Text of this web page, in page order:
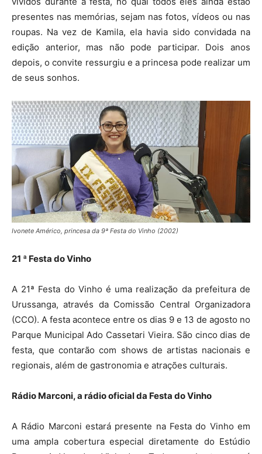
presentes nas memórias, sejam nas fotos, vídeos ou nas
roupas. Na vez de Kamila, ela havia sido convidada na
edição anterior, mas não pode participar. Dois anos
depois, o convite ressurgiu e a princesa pode realizar um
de seus sonhos.
Ivonete Américo, princesa da 9ª Festa do Vinho (2002)
21 ª Festa do Vinho
A 21ª Festa do Vinho é uma realização da prefeitura de
Urussanga, através da Comissão Central Organizadora
(CCO). A festa acontece entre os dias 9 e 13 de agosto no
Parque Municipal Ado Cassetari Vieira. São cinco dias de
festa, que contarão com shows de artistas nacionais e
regionais, além de gastronomia e atrações culturais.
Rádio Marconi, a rádio oficial da Festa do Vinho
A Rádio Marconi estará presente na Festa do Vinho em
uma ampla cobertura especial diretamente do Estúdio